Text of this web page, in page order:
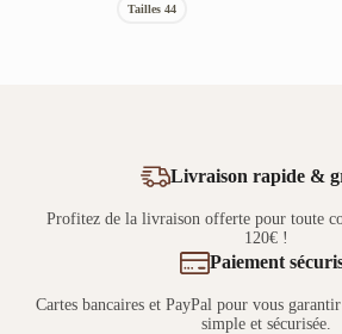
Tailles 44
Livraison rapide &
Profitez de la livraison offerte pour toute
120€ !
Paiement
Cartes bancaires et PayPal pour vous
simple et sécurisée.